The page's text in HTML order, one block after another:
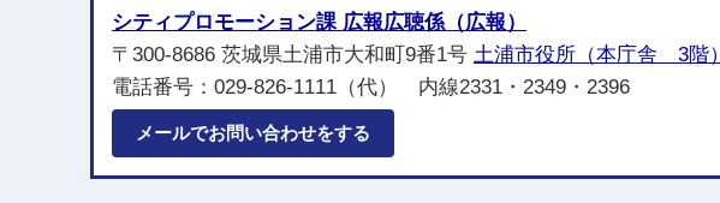
シティプロモーション課 広報広聴係（広報）
〒300-8686 茨城県土浦市大和町9番1号 土浦市役所（本庁舎 3階）
電話番号：029-826-1111（代） 内線2331・2349・2396
メールでお問い合わせをする